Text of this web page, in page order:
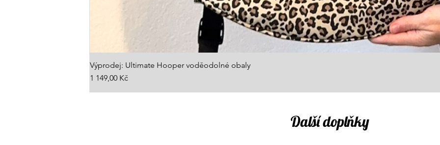
Výprodej: Ultimate Hooper voděodolné obaly
Cena
1 149,00 Kč
Další doplňky